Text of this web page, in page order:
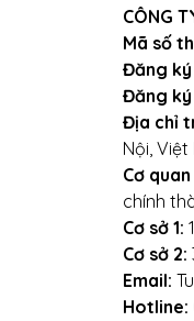
CÔNG
Mã số
Đăng ký
Đăng ký
Địa chỉ
Nội, Việt
Cơ
chính
Cơ sở 1:
Cơ sở 2:
Email:
Hotline: